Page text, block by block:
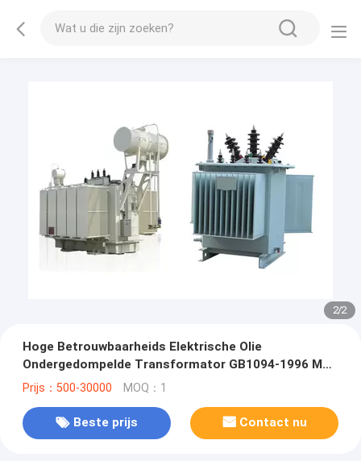
2/2
Hoge Betrouwbaarheids Elektrische Olie
Ondergedompelde Transformator GB1094-1996 Met
geringe geluidssterkte
Prijs：500-30000 MOQ：1
Beste prijs Contact nu